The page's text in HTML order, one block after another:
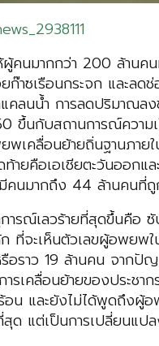
คนมากกว่า 200 ล้าน
าซเรือนกระจก และล
ลนน้ำ การลดปริมาณล
ขึ้นกับสถานการณ์ควา
เคลื่อนย้ายถิ่นฐานภาย
ท้ายคือเอเชียตะวันอ
นมากถึง 44 ล้านคนที่
รณ์เลวร้ายที่สุดขึ้นคือ
จะเห็นตัวเลขผู้อพยพ
ราว 19 ล้านคน จากปัญ
เคลื่อนย้ายของประช
น และยังไม่ได้พูดถึงผู้
ด แต่เป็นการเปลี่ยนแ